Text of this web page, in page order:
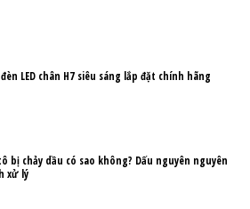
LED chân H7 siêu sáng lắp đặt chính hãng
bị chảy dầu có sao không? Dấu nguyên nguyên
xử lý